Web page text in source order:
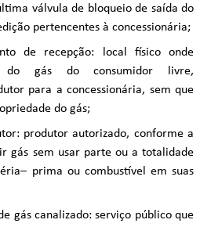
válvula de bloqueio de saída do
pertencentes à concessionária;
de recepção: local físico onde
do gás do consumidor livre,
para a concessionária, sem que
do gás;
produtor autorizado, conforme a
gás sem usar parte ou a totalidade
prima ou combustível em suas
gás canalizado: serviço público que